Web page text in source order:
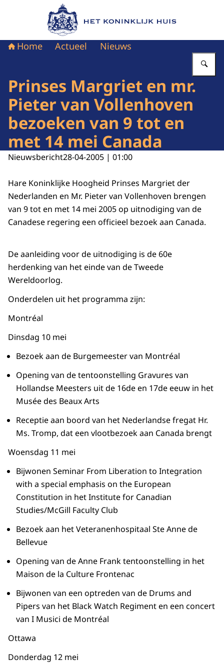
Naar de homepage van Het Koninklijk Huis
Home Actueel Nieuws
Prinses Margriet en mr.
Pieter van Vollenhoven
bezoeken van 9 tot en
met 14 mei Canada
Nieuwsbericht28-04-2005 | 01:00
Hare Koninklijke Hoogheid Prinses Margriet der
Nederlanden en Mr. Pieter van Vollenhoven brengen
van 9 tot en met 14 mei 2005 op uitnodiging van de
Canadese regering een officieel bezoek aan Canada.
De aanleiding voor de uitnodiging is de 60e
herdenking van het einde van de Tweede
Wereldoorlog.
Onderdelen uit het programma zijn:
Montréal
Dinsdag 10 mei
Bezoek aan de Burgemeester van Montréal
Opening van de tentoonstelling Gravures van
Hollandse Meesters uit de 16de en 17de eeuw in het
Musée des Beaux Arts
Receptie aan boord van het Nederlandse fregat Hr.
Ms. Tromp, dat een vlootbezoek aan Canada brengt
Woensdag 11 mei
Bijwonen Seminar From Liberation to Integration
with a special emphasis on the European
Constitution in het Institute for Canadian
Studies/McGill Faculty Club
Bezoek aan het Veteranenhospitaal Ste Anne de
Bellevue
Opening van de Anne Frank tentoonstelling in het
Maison de la Culture Frontenac
Bijwonen van een optreden van de Drums and
Pipers van het Black Watch Regiment en een concert
van I Musici de Montréal
Ottawa
Donderdag 12 mei